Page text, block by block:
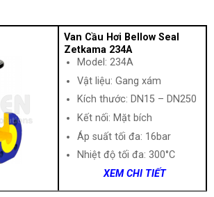
Van Cầu Hơi Bellow Seal
Zetkama 234A
Model: 234A
Vật liệu: Gang xám
Kích thước: DN15 – DN250
Kết nối: Mặt bích
Áp suất tối đa: 16bar
Nhiệt độ tối đa: 300°C
XEM CHI TIẾT